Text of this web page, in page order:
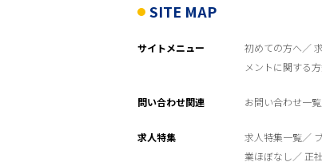
フリーワード
SITE MAP
サイトメニュー 初めての方へ
メントに関する
問い合わせ関連 お問い合わせ一覧
求人特集 求人特集一覧
業ほぼなし
正